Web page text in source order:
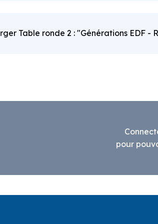
Table ronde 2 : "Générations EDF -
pour